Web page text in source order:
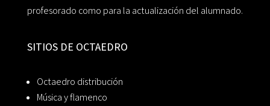
profesorado como para la actualización del alumnado.
SITIOS DE OCTAEDRO
Octaedro distribución
Música y flamenco